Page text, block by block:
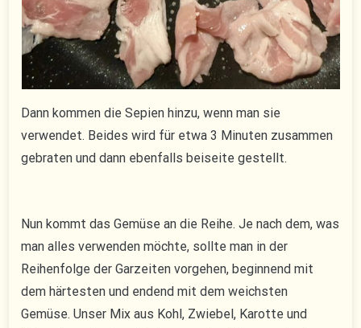
Dann kommen die Sepien hinzu, wenn man sie
verwendet. Beides wird für etwa 3 Minuten zusammen
gebraten und dann ebenfalls beiseite gestellt.
Nun kommt das Gemüse an die Reihe. Je nach dem, was
man alles verwenden möchte, sollte man in der
Reihenfolge der Garzeiten vorgehen, beginnend mit
dem härtesten und endend mit dem weichsten
Gemüse. Unser Mix aus Kohl, Zwiebel, Karotte und